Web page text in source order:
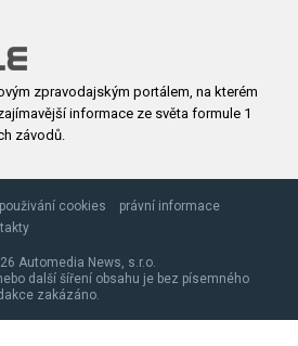
zpravodajským portálem, na kterém
informace ze světa formule 1
závodů.
cookies
právní informace
Automedia News, s.r.o.
další šíření obsahu je bez písemného
zakázáno.